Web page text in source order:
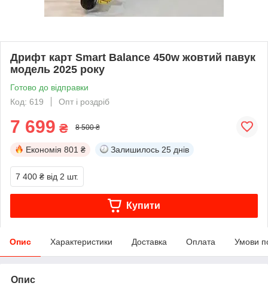
Дрифт карт Smart Balance 450w жовтий павук
модель 2025 року
Готово до відправки
Код: 619
Опт і роздріб
7 699 ₴ 8 500 ₴
Економія 801 ₴ Залишилось 25 днів
7 400 ₴ від 2 шт.
Купити
Опис Характеристики Доставка Оплата Умови
Опис